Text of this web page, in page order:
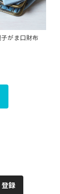
子がま口財布
登録